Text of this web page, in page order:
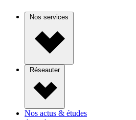
Nos services
Réseauter
Nos actus & études